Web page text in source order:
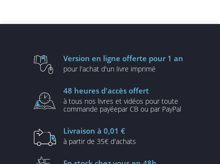
Version en ligne offerte pour 1 an
pour l'achat d'un livre imprimé
48 heures d'accès offert
à tous nos livres et vidéos pour toute
commande payéepar CB ou par PayPal
Livraison à 0,01 €
à partir de 35€ d'achats